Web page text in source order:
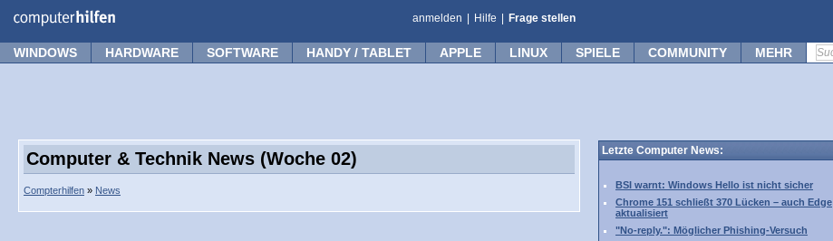
anmelden Hilfe Frage stellen
WINDOWS HARDWARE SOFTWARE HANDY / TABLET APPLE LINUX SPIELE COMMUNITY MEHR
Computer & Technik News (Woche 02)
Compterhilfen » News
Letzte Computer News:
BSI warnt: Windows Hello ist nicht sicher
Chrome 151 schließt 370 Lücken – auch Edge
aktualisiert
"No-reply.": Möglicher Phishing-Versuch